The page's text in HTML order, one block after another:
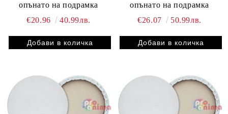
опънато на подрамка
€20.96
40.99лв.
опънато на подрамка
€26.07
50.99лв.